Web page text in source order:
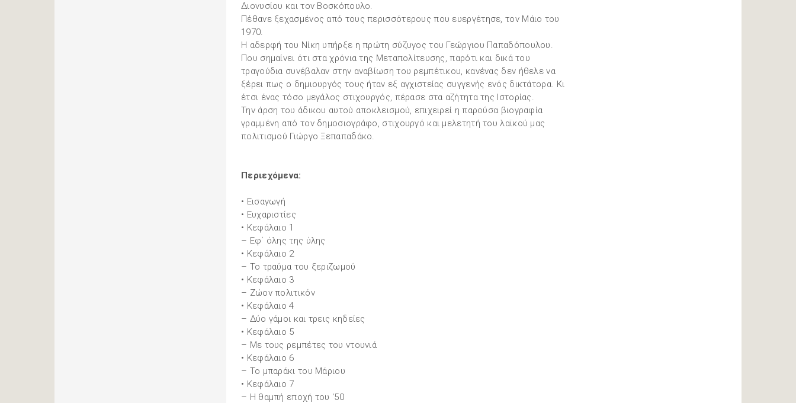
Διονυσίου και τον Βοσκόπουλο.
Πέθανε ξεχασμένος από τους περισσότερους που ευεργέτησε, τον Μάιο του
1970.
Η αδερφή του Νίκη υπήρξε η πρώτη σύζυγος του Γεώργιου Παπαδόπουλου.
Που σημαίνει ότι στα χρόνια της Μεταπολίτευσης, παρότι και δικά του
τραγούδια συνέβαλαν στην αναβίωση του ρεμπέτικου, κανένας δεν ήθελε να
ξέρει πως ο δημιουργός τους ήταν εξ αγχιστείας συγγενής ενός δικτάτορα. Κι
έτσι ένας τόσο μεγάλος στιχουργός, πέρασε στα αζήτητα της Ιστορίας.
Την άρση του άδικου αυτού αποκλεισμού, επιχειρεί η παρούσα βιογραφία
γραμμένη από τον δημοσιογράφο, στιχουργό και μελετητή του λαϊκού μας
πολιτισμού Γιώργο Ξεπαπαδάκο.
Περιεχόμενα:
• Εισαγωγή
• Ευχαριστίες
• Κεφάλαιο 1
– Εφ΄ όλης της ύλης
• Κεφάλαιο 2
– Το τραύμα του ξεριζωμού
• Κεφάλαιο 3
– Ζώον πολιτικόν
• Κεφάλαιο 4
– Δύο γάμοι και τρεις κηδείες
• Κεφάλαιο 5
– Με τους ρεμπέτες του ντουνιά
• Κεφάλαιο 6
– Το μπαράκι του Μάριου
• Κεφάλαιο 7
– Η θαμπή εποχή του '50